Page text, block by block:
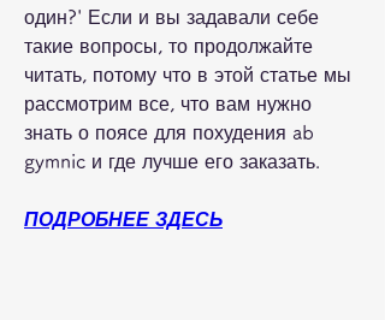
один?' Если и вы задавали себе
такие вопросы, то продолжайте
читать, потому что в этой статье мы
рассмотрим все, что вам нужно
знать о поясе для похудения ab
gymnic и где лучше его заказать.
ПОДРОБНЕЕ ЗДЕСЬ